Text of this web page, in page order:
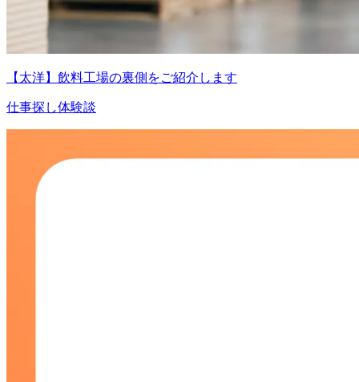
【太洋】飲料工場の裏側をご紹介します
仕事探し体験談